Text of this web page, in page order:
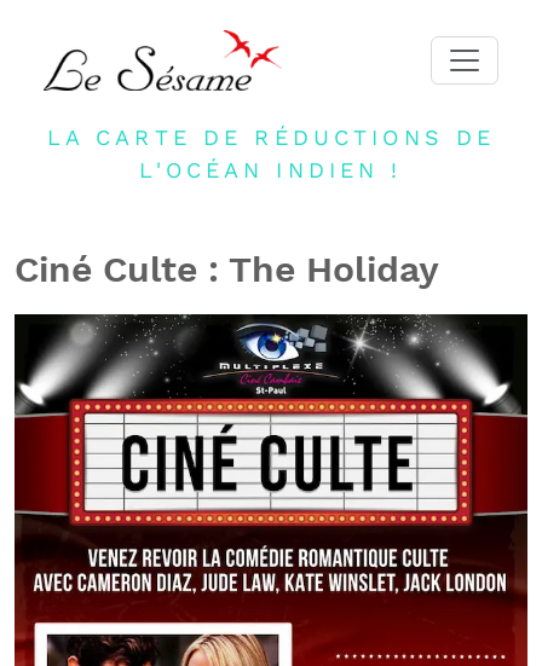
ACCUEIL
BLOG
NEWSLETTER
CONTACT
DEVENIR PARTENAIRE
CONNEXION
LA CARTE DE RÉDUCTIONS DE
L'OCÉAN INDIEN !
Ciné Culte : The Holiday